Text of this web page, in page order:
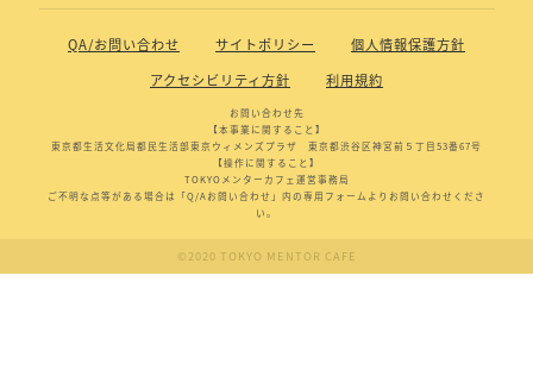
QA/お問い合わせ サイトポリシー
個人情報保護方針
アクセシビリティ方針
利用規約
お問い合わせ先
【本事業に関すること】
東京都生活文化局都民生活部東京ウィメンズプラザ 東京都渋谷区神宮前５丁目53番67号
【操作に関すること】
TOKYOメンターカフェ運営事務局
ご不明な点等がある場合は「Q/Aお問い合わせ」内の専用フォームよりお問い合わせくださ
い。
©2020 TOKYO MENTOR CAFE